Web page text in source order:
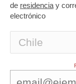
de residencia y
electrónico